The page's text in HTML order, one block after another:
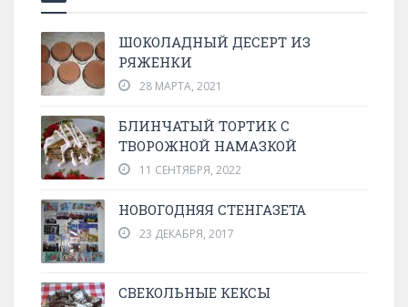
ШОКОЛАДНЫЙ ДЕСЕРТ ИЗ
РЯЖЕНКИ
28 МАРТА, 2021
БЛИНЧАТЫЙ ТОРТИК С
ТВОРОЖНОЙ НАМАЗКОЙ
11 СЕНТЯБРЯ, 2022
НОВОГОДНЯЯ СТЕНГАЗЕТА
23 ДЕКАБРЯ, 2017
СВЕКОЛЬНЫЕ КЕКСЫ